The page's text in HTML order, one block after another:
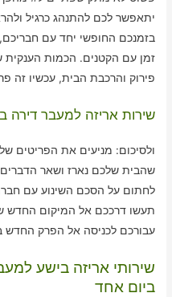
יתאפשר לכם להתנהג כרגיל
בזמנכם החופשי יחד עם
זמן עם הקטנים. הכמות
פירוק והרכבת הבית, עכשיו זה
שירות אריזה למעבר דירה
ולסיכום: מניעים את הפריטים
שהבית שלכם נארז ושאר
לחתום על הסכם השינוע עם
תעשו דרככם אל המיקום החדש
עבורכם לכניסה אל הפרק החדש
שירותי אריזה בישע
ביום אחד